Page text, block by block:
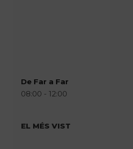
De Far a Far
08:00 - 12:00
EL MÉS VIST